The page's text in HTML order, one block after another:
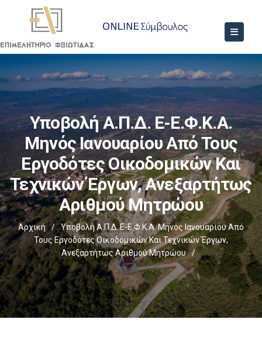
Υποβολή Α.Π.Δ. E-Ε.Φ.Κ.Α.
Μηνός Ιανουαρίου Από Τους
Εργοδότες Οικοδομικών Και
Τεχνικών Έργων, Ανεξαρτήτως
Αριθμού Μητρώου
Αρχική /
Υποβολή Α.Π.Δ. E-Ε.Φ.Κ.Α. Μηνός Ιανουαρίου Από
Τους Εργοδότες Οικοδομικών Και Τεχνικών Έργων,
Ανεξαρτήτως Αριθμού Μητρώου
/